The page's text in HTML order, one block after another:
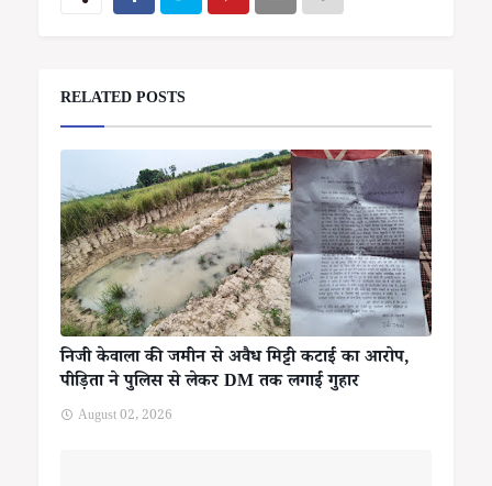
RELATED POSTS
निजी केवाला की जमीन से अवैध मिट्टी कटाई का आरोप,
पीड़िता ने पुलिस से लेकर DM तक लगाई गुहार
August 02, 2026